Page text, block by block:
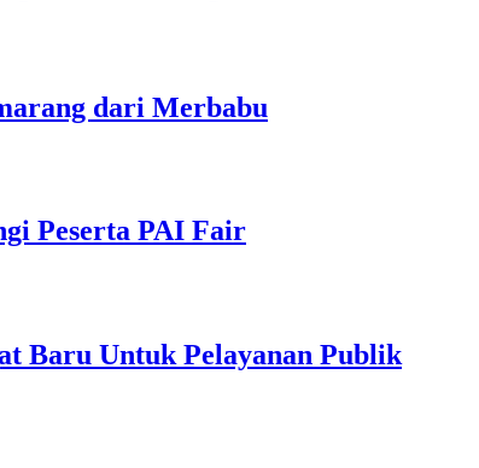
dari Merbabu
Peserta PAI Fair
Baru Untuk Pelayanan Publik